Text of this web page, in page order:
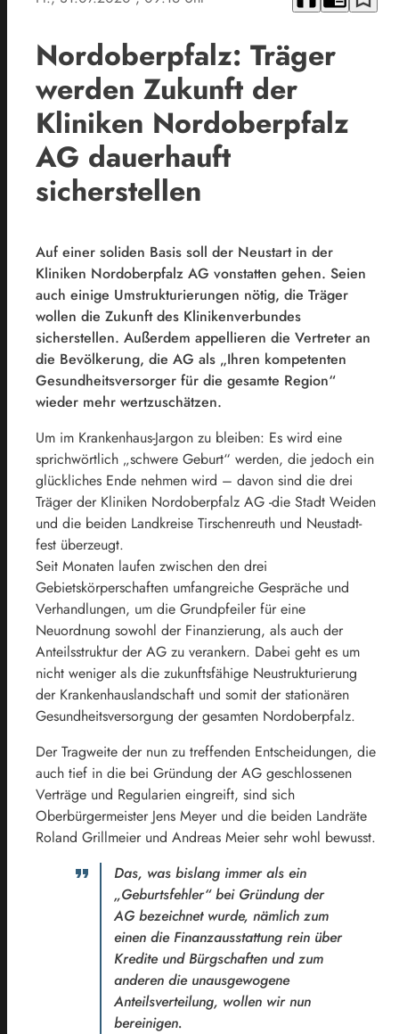
Nordoberpfalz: Träger
werden Zukunft der
Kliniken Nordoberpfalz
AG dauerhauft
sicherstellen
Auf einer soliden Basis soll der Neustart in der
Kliniken Nordoberpfalz AG vonstatten gehen. Seien
auch einige Umstrukturierungen nötig, die Träger
wollen die Zukunft des Klinikenverbundes
sicherstellen. Außerdem appellieren die Vertreter an
die Bevölkerung, die AG als „Ihren kompetenten
Gesundheitsversorger für die gesamte Region“
wieder mehr wertzuschätzen.
Um im Krankenhaus-Jargon zu bleiben: Es wird eine
sprichwörtlich „schwere Geburt“ werden, die jedoch ein
glückliches Ende nehmen wird – davon sind die drei
Träger der Kliniken Nordoberpfalz AG -die Stadt Weiden
und die beiden Landkreise Tirschenreuth und Neustadt-
fest überzeugt.
Seit Monaten laufen zwischen den drei
Gebietskörperschaften umfangreiche Gespräche und
Verhandlungen, um die Grundpfeiler für eine
Neuordnung sowohl der Finanzierung, als auch der
Anteilsstruktur der AG zu verankern. Dabei geht es um
nicht weniger als die zukunftsfähige Neustrukturierung
der Krankenhauslandschaft und somit der stationären
Gesundheitsversorgung der gesamten Nordoberpfalz.
Der Tragweite der nun zu treffenden Entscheidungen, die
auch tief in die bei Gründung der AG geschlossenen
Verträge und Regularien eingreift, sind sich
Oberbürgermeister Jens Meyer und die beiden Landräte
Roland Grillmeier und Andreas Meier sehr wohl bewusst.
Das, was bislang immer als ein
„Geburtsfehler“ bei Gründung der
AG bezeichnet wurde, nämlich zum
einen die Finanzausstattung rein über
Kredite und Bürgschaften und zum
anderen die unausgewogene
Anteilsverteilung, wollen wir nun
bereinigen.